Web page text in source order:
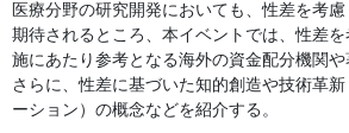
医療分野の研究開発においても、性差を考
期待されるところ、本イベントでは、性差
施にあたり参考となる海外の資金配分機関や
さらに、性差に基づいた知的創造や技術革
ーション）の概念などを紹介する。